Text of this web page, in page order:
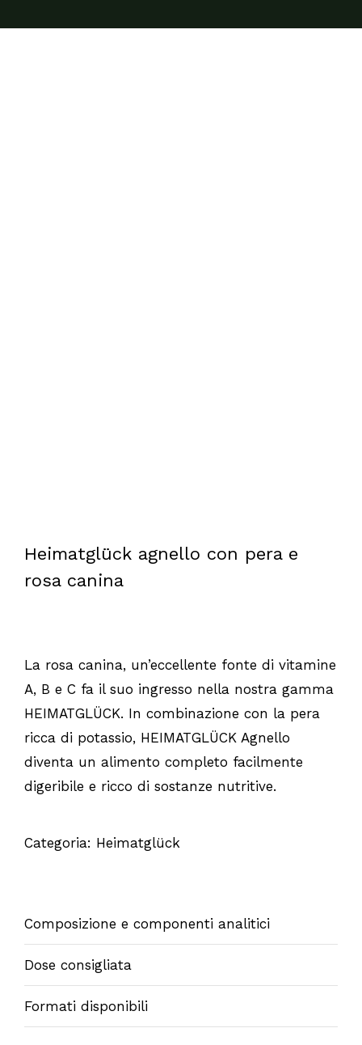
Heimatglück agnello con pera e
rosa canina
La rosa canina, un’eccellente fonte di vitamine
A, B e C fa il suo ingresso nella nostra gamma
HEIMATGLÜCK. In combinazione con la pera
ricca di potassio, HEIMATGLÜCK Agnello
diventa un alimento completo facilmente
digeribile e ricco di sostanze nutritive.
Categoria: Heimatglück
Composizione e componenti analitici
Dose consigliata
Formati disponibili